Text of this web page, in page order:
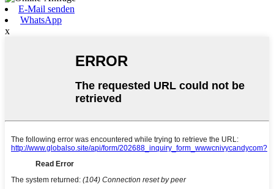
E-Mail senden
WhatsApp
x